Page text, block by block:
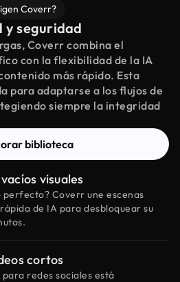
Coverr?
y seguridad
Coverr combina el
con la flexibilidad de la IA
más rápido. Esta
para adaptarse a los flujos de
siempre la integridad
biblioteca
visuales
Coverr une escenas
de IA para desbloquear su
cortos
redes sociales está